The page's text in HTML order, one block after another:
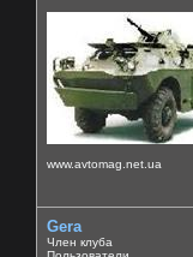
www.avtomag.net.ua
Gera
Член клуба